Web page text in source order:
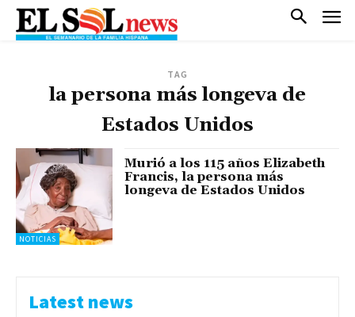
TAG
la persona más longeva de
Estados Unidos
NOTICIAS
Murió a los 115 años Elizabeth
Francis, la persona más
longeva de Estados Unidos
Latest news